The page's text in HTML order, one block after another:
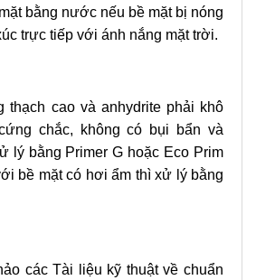
bằng nước nếu bề mặt bị nóng
trực tiếp với ánh nắng mặt trời.
thạch cao và anhydrite phải khô
chắc, không có bụi bẩn và
lý bằng Primer G hoặc Eco Prim
bề mặt có hơi ẩm thì xử lý bằng
các Tài liệu kỹ thuật về chuẩn